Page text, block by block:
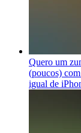
Quero um
(poucos)
igual de